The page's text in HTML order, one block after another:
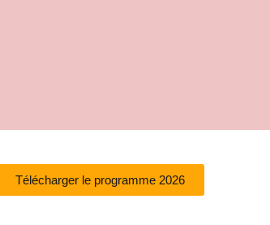
Télécharger le programme 2026